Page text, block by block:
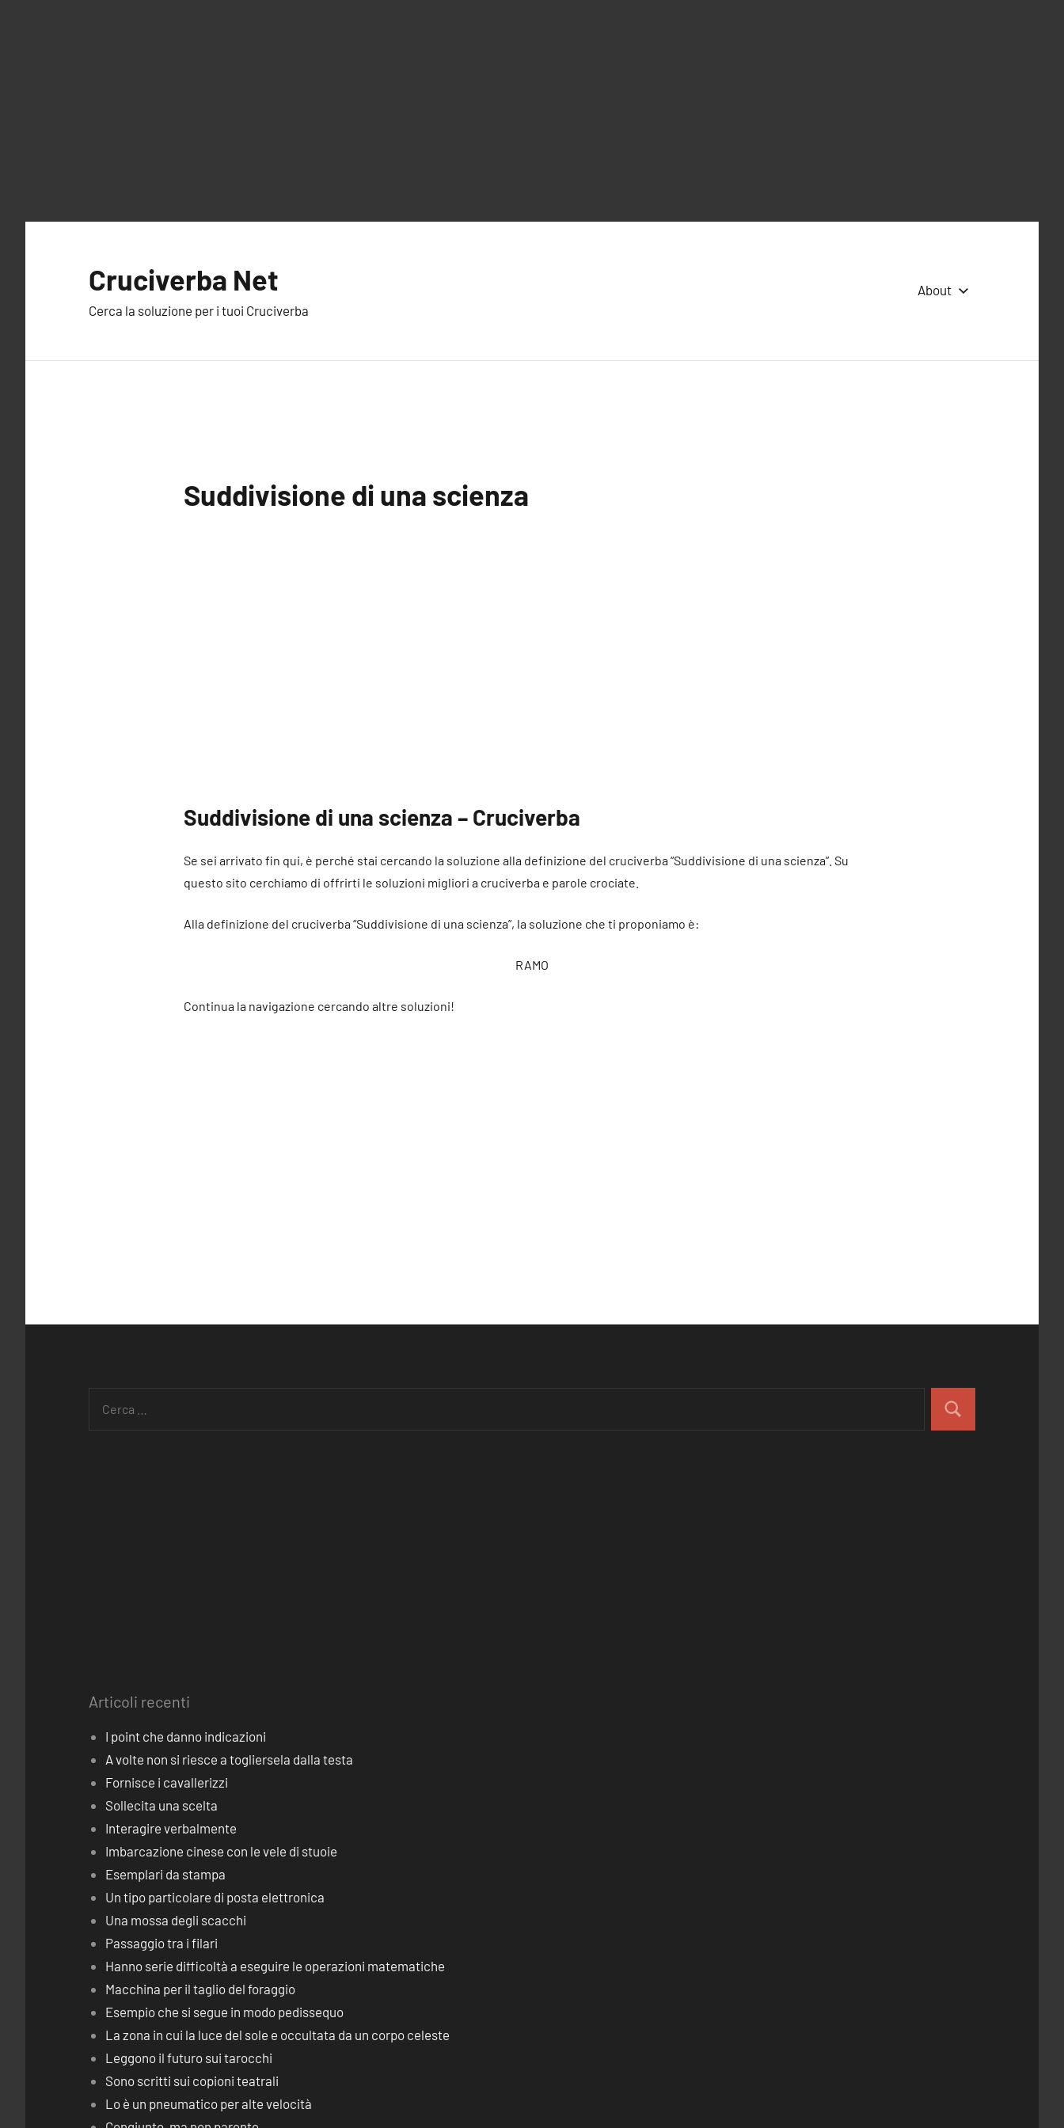
Cruciverba Net
Cerca la soluzione per i tuoi Cruciverba
About
Suddivisione di una scienza
Suddivisione di una scienza – Cruciverba
Se sei arrivato fin qui, è perché stai cercando la soluzione alla definizione del cruciverba “Suddivisione di una scienza”. Su
questo sito cerchiamo di offrirti le soluzioni migliori a cruciverba e parole crociate.
Alla definizione del cruciverba “Suddivisione di una scienza”, la soluzione che ti proponiamo è:
RAMO
Continua la navigazione cercando altre soluzioni!
Articoli recenti
I point che danno indicazioni
A volte non si riesce a togliersela dalla testa
Fornisce i cavallerizzi
Sollecita una scelta
Interagire verbalmente
Imbarcazione cinese con le vele di stuoie
Esemplari da stampa
Un tipo particolare di posta elettronica
Una mossa degli scacchi
Passaggio tra i filari
Hanno serie difficoltà a eseguire le operazioni matematiche
Macchina per il taglio del foraggio
Esempio che si segue in modo pedissequo
La zona in cui la luce del sole e occultata da un corpo celeste
Leggono il futuro sui tarocchi
Sono scritti sui copioni teatrali
Lo è un pneumatico per alte velocità